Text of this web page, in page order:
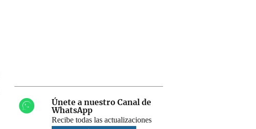
Únete a nuestro Canal de
WhatsApp
Recibe todas las actualizaciones